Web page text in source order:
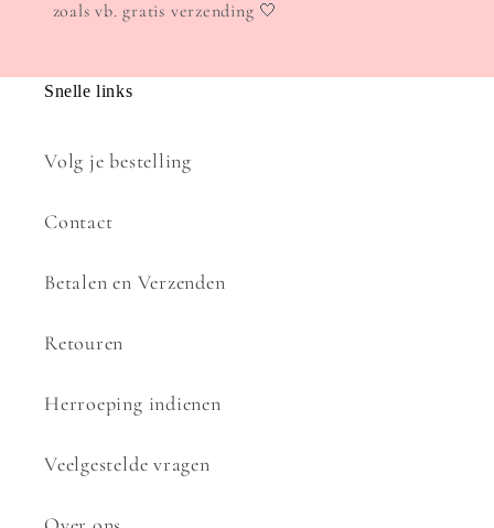
zoals vb. gratis verzending 🤍
Snelle links
Volg je bestelling
Contact
Betalen en Verzenden
Retouren
Herroeping indienen
Veelgestelde vragen